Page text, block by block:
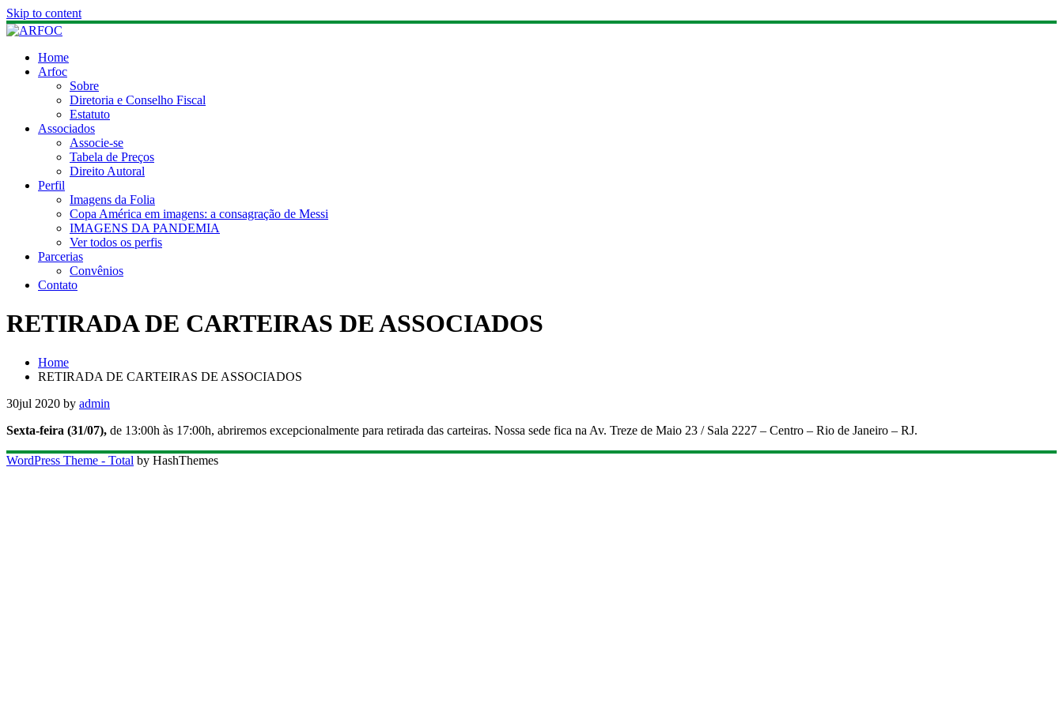
Skip to content
Home
Arfoc
Sobre
Diretoria e Conselho Fiscal
Estatuto
Associados
Associe-se
Tabela de Preços
Direito Autoral
Perfil
Imagens da Folia
Copa América em imagens: a consagração de Messi
IMAGENS DA PANDEMIA
Ver todos os perfis
Parcerias
Convênios
Contato
RETIRADA DE CARTEIRAS DE ASSOCIADOS
Home
RETIRADA DE CARTEIRAS DE ASSOCIADOS
30jul 2020 by admin
Sexta-feira (31/07), de 13:00h às 17:00h, abriremos excepcionalmente para retirada das carteiras. Nossa sede fica na Av. Treze de Maio 23 / Sala 2227 – Centro – Rio de Janeiro – RJ.
WordPress Theme - Total by HashThemes